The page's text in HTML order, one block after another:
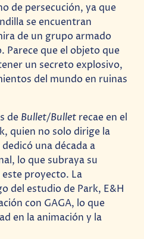
de persecución, ya que
se encuentran
de un grupo armado
Parece que el objeto que
un secreto explosivo,
del mundo en ruinas
de Bullet/Bullet recae en el
quien no solo dirige la
una década a
lo que subraya su
proyecto. La
del estudio de Park, E&H
con GAGA, lo que
en la animación y la